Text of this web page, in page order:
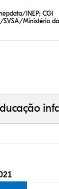
INEP; CGI
SVSA/Ministério